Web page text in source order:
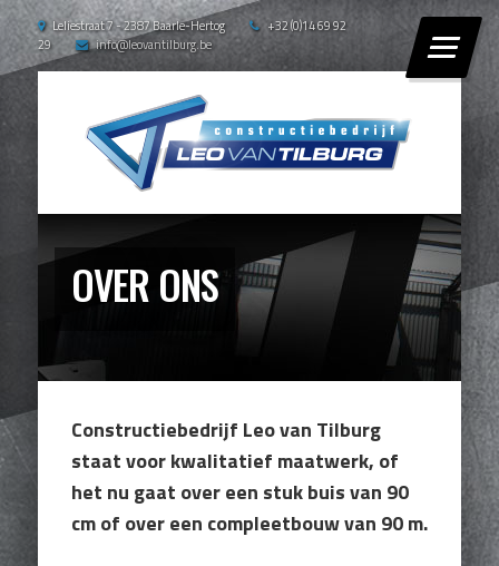
Leliestraat 7 - 2387 Baarle-Hertog
+32 (0)14 69 92
29
info@leovantilburg.be
OVER ONS
Constructiebedrijf Leo van Tilburg
staat voor kwalitatief maatwerk, of
het nu gaat over een stuk buis van 90
cm of over een compleetbouw van 90 m.